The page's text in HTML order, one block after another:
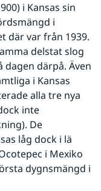
i Kansas sin
i
där var från 1939.
delstat slog
därpå. Även
i Kansas
alla tre nya
inte
De
låg dock i lä
i Mexiko
dygnsmängd i